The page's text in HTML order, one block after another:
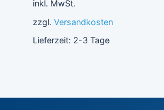
inkl. MwSt.
zzgl. Versandkosten
Lieferzeit: 2-3 Tage